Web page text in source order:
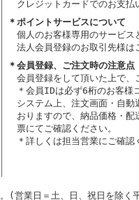
クレジットカードでのお支払
＊ポイントサービスについて
個人のお客様専用のサービス
法人会員登録のお取引先様は
＊会員登録、ご注文時の注意点
会員登録をして頂いた上で、
＊会員IDは必ず6桁のお客様
システム上、注文画面・自
おりますので、納品価格・
票にてご確認ください。
＊詳しくは担当営業にご確認
(営業日＝土、日、祝日を除く